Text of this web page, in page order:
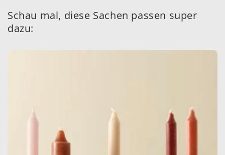
Schau mal, diese Sachen passen super
dazu: